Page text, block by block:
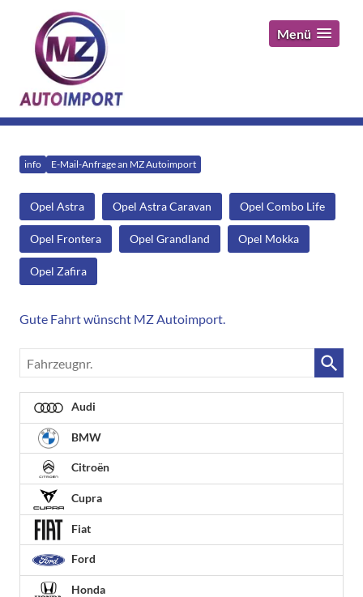
Menü
info E-Mail-Anfrage an MZ Autoimport
Opel Astra Opel Astra Caravan Opel Combo Life
Opel Frontera Opel Grandland Opel Mokka
Opel Zafira
Gute Fahrt wünscht MZ Autoimport.
Fahrzeugnr.
Audi
BMW
Citroën
Cupra
Fiat
Ford
Honda